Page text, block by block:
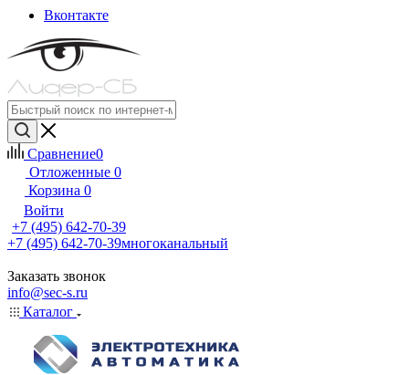
Вконтакте
Сравнение0
Отложенные 0
Корзина 0
Войти
+7 (495) 642-70-39
+7 (495) 642-70-39многоканальный
Заказать звонок
info@sec-s.ru
Каталог